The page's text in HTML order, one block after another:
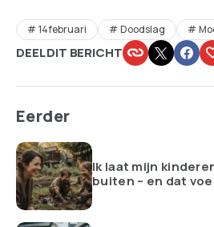
14februari Doodslag
DEEL DIT BERICHT
Eerder
Ik laat mijn
buiten – en dat